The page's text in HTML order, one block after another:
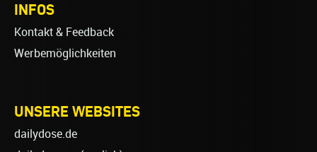
INFOS
Kontakt & Feedback
Werbemöglichkeiten
UNSERE WEBSITES
dailydose.de